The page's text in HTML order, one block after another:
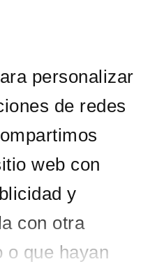
personalizar
de redes
web con
y
con otra
o que hayan
ACTIVIDAD DIDÁCTICA